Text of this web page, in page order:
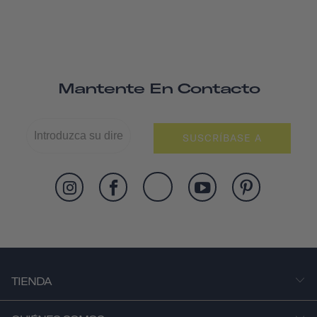
Mantente En Contacto
SUSCRÍBASE A
TIENDA